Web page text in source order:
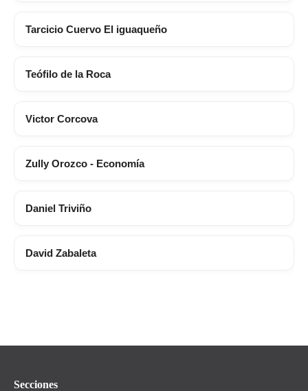
Tarcicio Cuervo El iguaqueño
Teófilo de la Roca
Victor Corcova
Zully Orozco - Economía
Daniel Triviño
David Zabaleta
Secciones